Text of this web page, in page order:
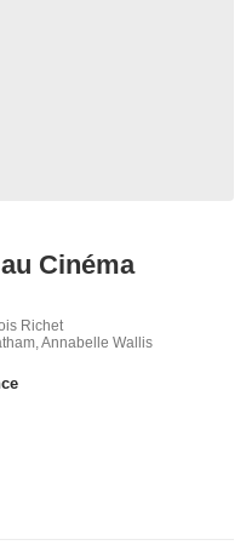
Cinéma
Richet
Annabelle Wallis